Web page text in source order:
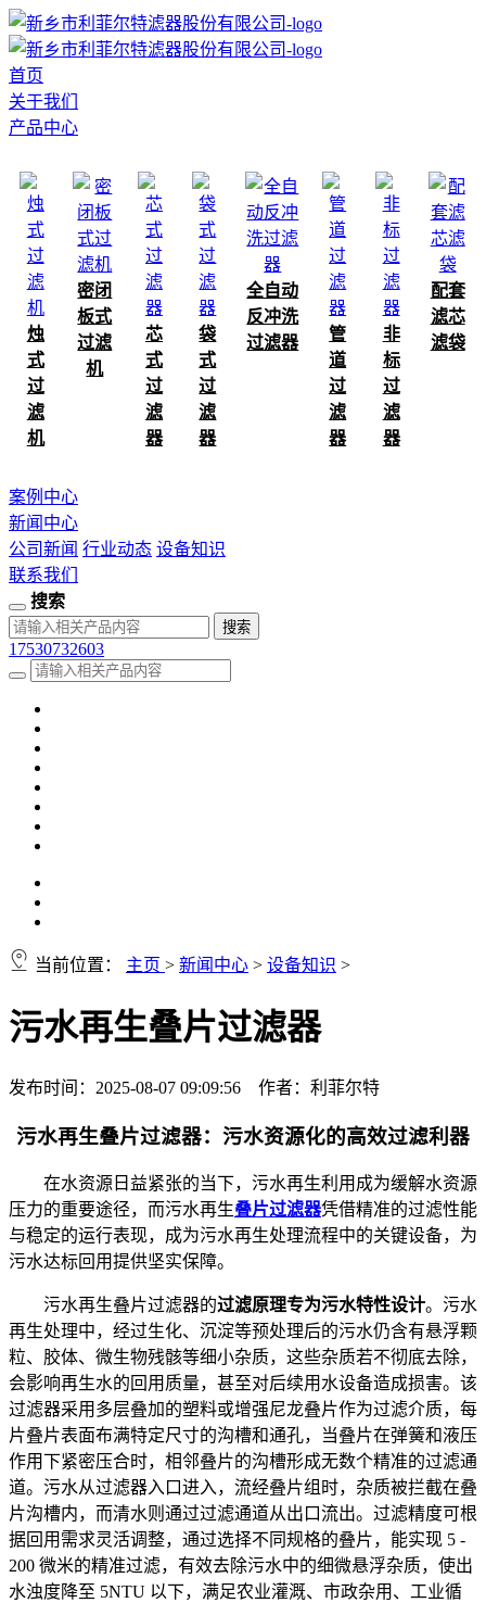
首页
关于我们
产品中心
烛
式
过
滤
机
密闭
板式
过滤
机
芯
式
过
滤
器
袋
式
过
滤
器
全自动
反冲洗
过滤器
管
道
过
滤
器
非
标
过
滤
器
配套
滤芯
滤袋
案例中心
新闻中心
公司新闻 行业动态 设备知识
联系我们
搜索
17530732603
当前位置： 主页 > 新闻中心 > 设备知识 >
污水再生叠片过滤器
发布时间：2025-08-07 09:09:56 作者：利菲尔特
污水再生叠片过滤器：污水资源化的高效过滤利器
在水资源日益紧张的当下，污水再生利用成为缓解水资源
压力的重要途径，而污水再生叠片过滤器凭借精准的过滤性能
与稳定的运行表现，成为污水再生处理流程中的关键设备，为
污水达标回用提供坚实保障。
污水再生叠片过滤器的过滤原理专为污水特性设计。污水
再生处理中，经过生化、沉淀等预处理后的污水仍含有悬浮颗
粒、胶体、微生物残骸等细小杂质，这些杂质若不彻底去除，
会影响再生水的回用质量，甚至对后续用水设备造成损害。该
过滤器采用多层叠加的塑料或增强尼龙叠片作为过滤介质，每
片叠片表面布满特定尺寸的沟槽和通孔，当叠片在弹簧和液压
作用下紧密压合时，相邻叠片的沟槽形成无数个精准的过滤通
道。污水从过滤器入口进入，流经叠片组时，杂质被拦截在叠
片沟槽内，而清水则通过过滤通道从出口流出。过滤精度可根
据回用需求灵活调整，通过选择不同规格的叠片，能实现 5 -
200 微米的精准过滤，有效去除污水中的细微悬浮杂质，使出
水浊度降至 5NTU 以下，满足农业灌溉、市政杂用、工业循